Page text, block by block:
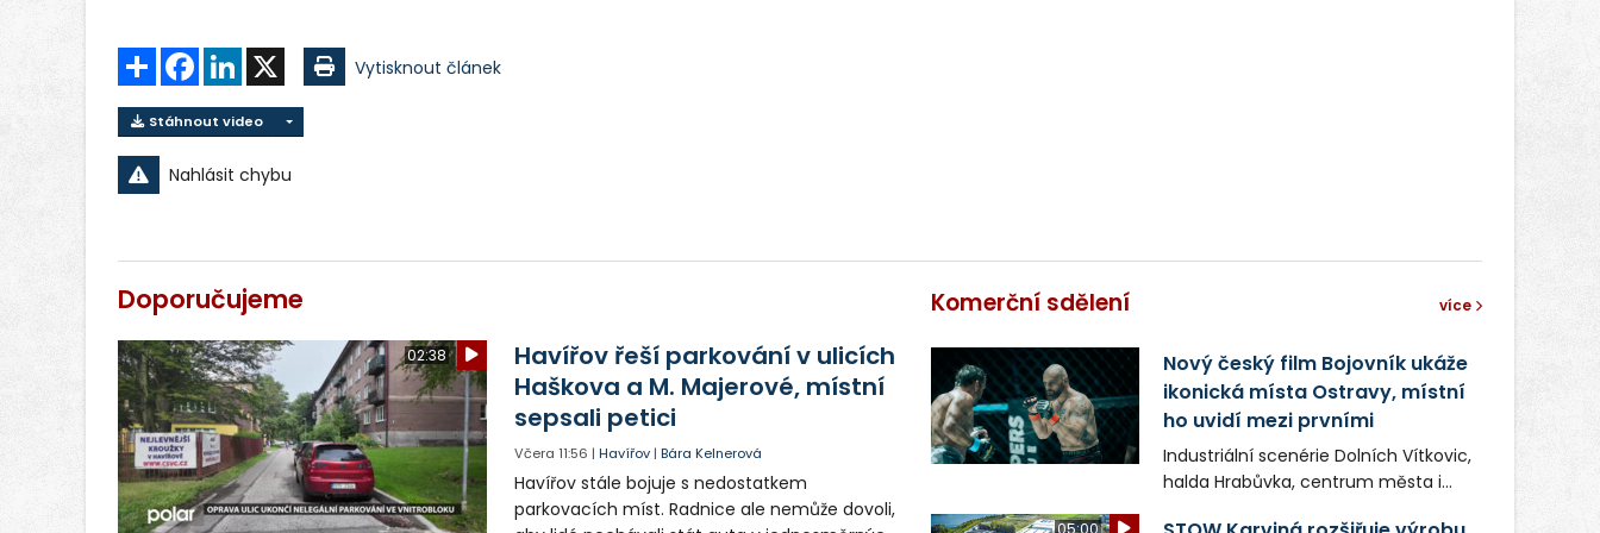
Sdílet FacebookLinkedIn Vytisknout článek
Stáhnout video
Nahlásit chybu
Doporučujeme
02:38
Havířov řeší parkování v ulicích
Haškova a M. Majerové, místní
sepsali petici
Včera 11:56 |Havířov |Bára Kelnerová
Havířov stále bojuje s nedostatkem
parkovacích míst. Radnice ale nemůže dovoli,
Komerční sdělení více
Nový český film Bojovník ukáže
ikonická místa Ostravy, místní
ho uvidí mezi prvními
Industriální scenérie Dolních Vítkovic,
halda Hrabůvka, centrum města i
05:00